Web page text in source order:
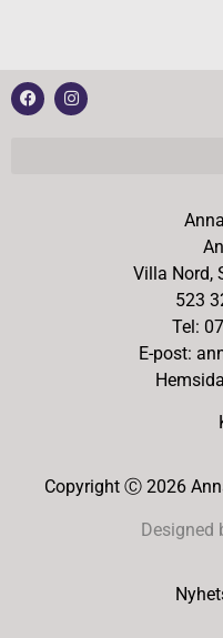
Villa Nord,
523
Tel:
E-post:
Copyright Ⓒ 2026
Designed